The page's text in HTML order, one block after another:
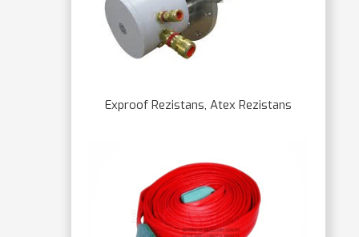
Exproof Rezistans, Atex Rezistans